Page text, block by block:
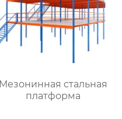
Мезонинная стальная
платформа